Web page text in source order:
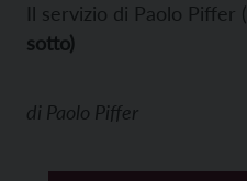
Il servizio di Paolo Piffer (
sotto)
di Paolo Piffer